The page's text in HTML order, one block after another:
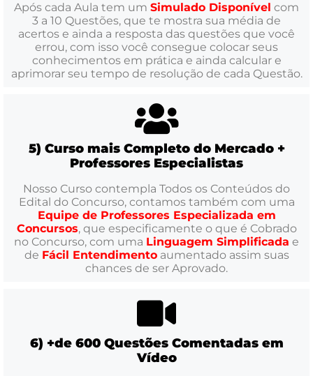
Após cada Aula tem um Simulado Disponível com
3 a 10 Questões, que te mostra sua média de
acertos e ainda a resposta das questões que você
errou, com isso você consegue colocar seus
conhecimentos em prática e ainda calcular e
aprimorar seu tempo de resolução de cada Questão.
5) Curso mais Completo do Mercado +
Professores Especialistas
Nosso Curso contempla Todos os Conteúdos do
Edital do Concurso, contamos também com uma
Equipe de Professores Especializada em
Concursos, que especificamente o que é Cobrado
no Concurso, com uma Linguagem Simplificada e
de Fácil Entendimentoaumentado assim suas
chances de ser Aprovado.
6) +de 600 Questões Comentadas em
Vídeo